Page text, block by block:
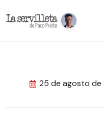
25 de agosto de